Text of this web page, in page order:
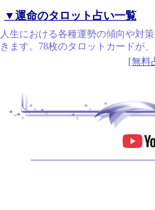
▼運命のタロット占い一覧
人生における各種運勢の傾向や対
きます。78枚のタロットカードが
[無料